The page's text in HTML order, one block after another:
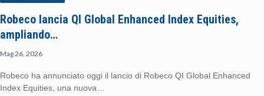
Robeco lancia QI Global Enhanced Index Equities,
ampliando…
Mag 26, 2026
Robeco ha annunciato oggi il lancio di Robeco QI Global Enhanced
Index Equities, una nuova…